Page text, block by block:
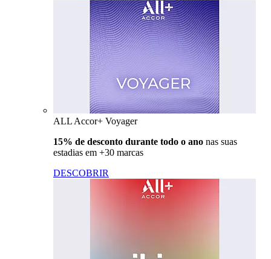
ALL Accor+ Voyager
15% de desconto durante todo o ano nas suas
estadias em +30 marcas
DESCOBRIR